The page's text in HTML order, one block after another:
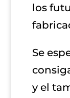
los
Se
y el